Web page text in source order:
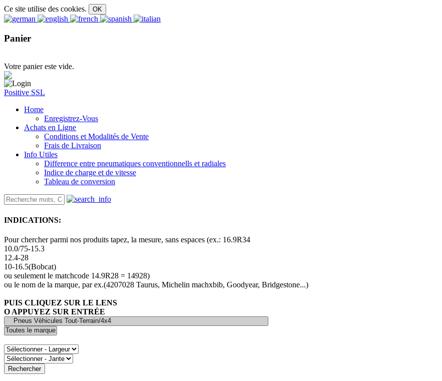
Ce site utilise des cookies.
Panier
Votre panier este vide.
Positive SSL
Home
Enregistrez-Vous
Achats en Ligne
Conditions et Modalités de Vente
Frais de Livraison
Info Utiles
Difference entre pneumatiques conventionnells et radiales
Indice de charge et de vitesse
Tableau de conversion
INDICATIONS:
Pour chercher parmi nos produits tapez, la mesure, sans espaces (ex.: 16.9R34
10.0/75-15.3
12.4-28
10-16.5(Bobcat)
ou seulement le matchcode 14.9R28 = 14928)
ou le nom de la marque, par ex.(4207028 Taurus, Michelin machxbib, Goodyear, Bridgestone...)
PUIS CLIQUEZ SUR LE LENS
O APPUYEZ SUR ENTRÉE